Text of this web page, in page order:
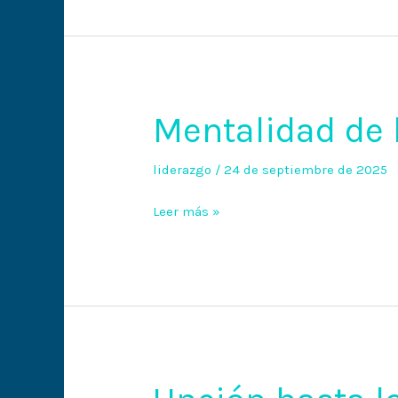
Mentalidad de
liderazgo /24 de septiembre de 2025
Mentalidad
de
león
Leer más »
Unción